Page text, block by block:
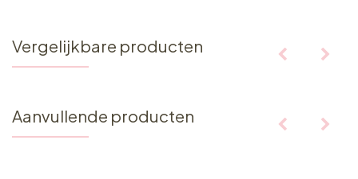
Vergelijkbare producten
Aanvullende producten